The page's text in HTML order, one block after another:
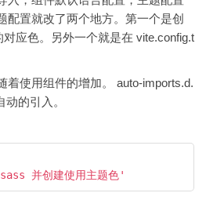
配置就改了两个地方。第一个是创
应色。另外一个就是在 vite.config.t
着使用组件的增加。 auto-imports.d.
的引入。
并创建使用主题色'